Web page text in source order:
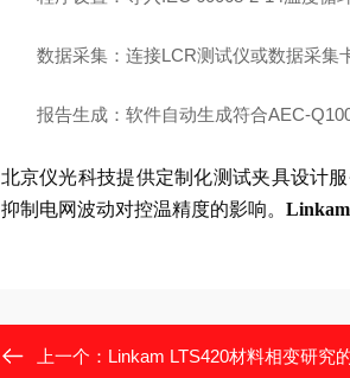
数据采集：连接LCR测试仪或数据采集
报告生成：软件自动生成符合AEC-
北京仪光科技提供定制化测试夹具设计
抑制电网波动对控温精度的影响。
上一个： Linkam LTS420材料相变研究的显微